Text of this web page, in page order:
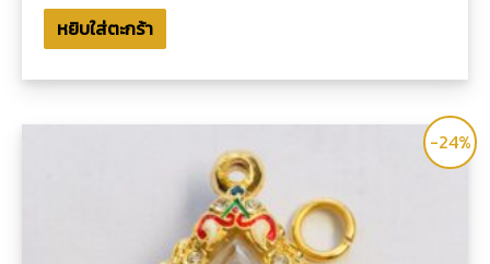
0
ตั้งแต่
หยิบใส่ตะกร้า
-24%